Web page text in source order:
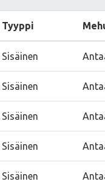
Tyyppi
Sisäinen
Sisäinen
Sisäinen
Sisäinen
Sisäinen